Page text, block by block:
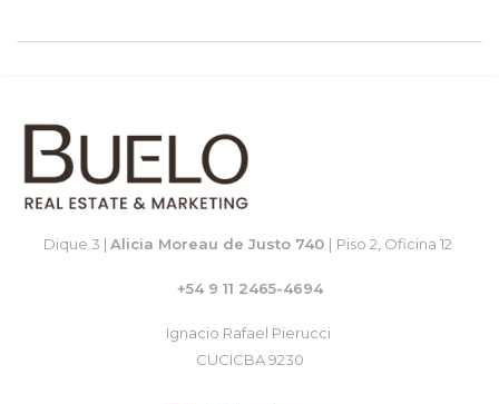
Dique 3 | Alicia Moreau de Justo 740 | Piso 2, Oficina 12
+54 9 11 2465-4694
Ignacio Rafael Pierucci
CUCICBA 9230